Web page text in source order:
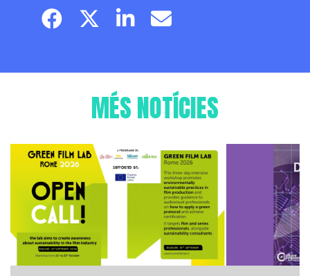
Facebook pageTwitter page
LinkedinEmail
MÉS NOTÍCIES